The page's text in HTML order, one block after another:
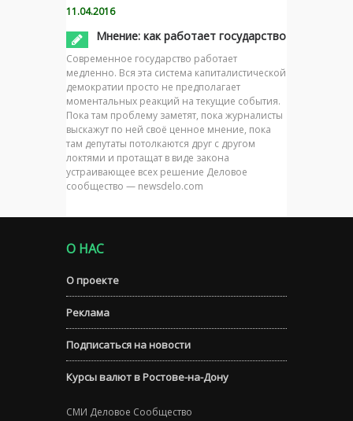
11.04.2016
Мнение: как работает государство
Современное государство работает
медленно. Вся эта система капиталистической
демократии просто не предполагает
моментальных реакций на текущие события.
Пока там проблему заметят, пока журналисты
выскажут по ней своё ценное мнение, пока
там депутаты потолкаются друг с другом
локтями и протащат в виде закона
устраивающее всех решение Деловое
сообщество — newsdelo.com
О НАС
О проекте
Реклама
Подписаться на новости
Курсы валют в Ростове-на-Дону
СМИ Деловое Сообщество